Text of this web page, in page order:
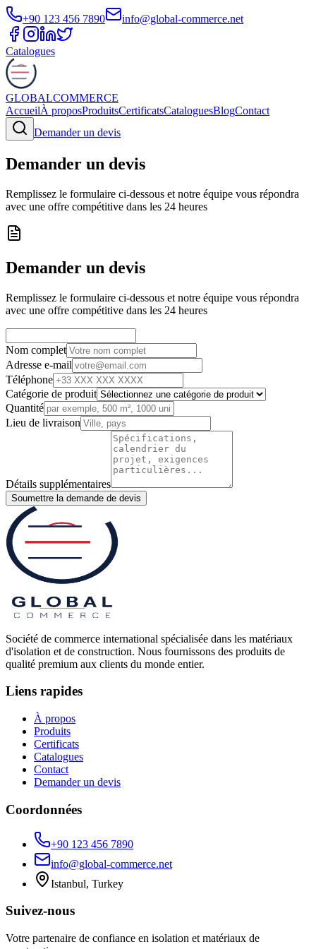
+90 123 456 7890 info@global-commerce.net
Catalogues
GLOBALCOMMERCE
AccueilÀ proposProduitsCertificatsCataloguesBlogContact
Demander un devis
Demander un devis
Remplissez le formulaire ci-dessous et notre équipe vous répondra
avec une offre compétitive dans les 24 heures
Demander un devis
Remplissez le formulaire ci-dessous et notre équipe vous répondra
avec une offre compétitive dans les 24 heures
Nom complet
Adresse e-mail
Téléphone
Catégorie de produit
Quantité
Lieu de livraison
Détails supplémentaires
Soumettre la demande de devis
Société de commerce international spécialisée dans les matériaux
d'isolation et de construction. Nous fournissons des produits de
qualité premium aux clients du monde entier.
Liens rapides
À propos
Produits
Certificats
Catalogues
Contact
Demander un devis
Coordonnées
+90 123 456 7890
info@global-commerce.net
Istanbul, Turkey
Suivez-nous
Votre partenaire de confiance en isolation et matériaux de